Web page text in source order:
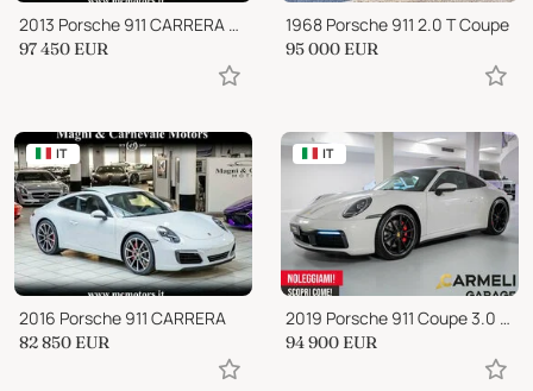
2013 Porsche 911 CARRERA 4S CABRIO|SPORT CHRONO|PASM|20"|PDK
97 450 EUR
1968 Porsche 911 2.0 T Coupe
95 000 EUR
IT
2016 Porsche 911 CARRERA
82 850 EUR
IT
2019 Porsche 911 Coupe 3.0 Carrera S auto
94 900 EUR